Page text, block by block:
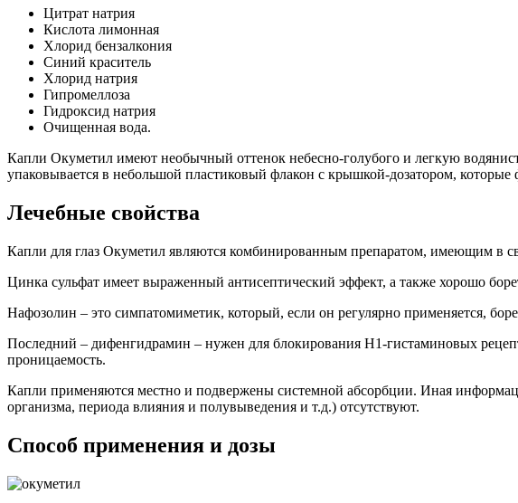
Цитрат натрия
Кислота лимонная
Хлорид бензалкония
Синий краситель
Хлорид натрия
Гипромеллоза
Гидроксид натрия
Очищенная вода.
Капли Окуметил имеют необычный оттенок небесно-голубого и легкую
упаковывается в небольшой пластиковый флакон с крышкой-дозатором,
Лечебные свойства
Капли для глаз Окуметил являются комбинированным препаратом, имеющим в
Цинка сульфат имеет выраженный антисептический эффект, а также хорошо
Нафозолин – это симпатомиметик, который, если он регулярно применяется,
Последний – дифенгидрамин – нужен для блокирования Н1-гистаминовых
проницаемость.
Капли применяются местно и подвержены системной абсорбции. Иная
организма, периода влияния и полувыведения и т.д.) отсутствуют.
Способ применения и дозы